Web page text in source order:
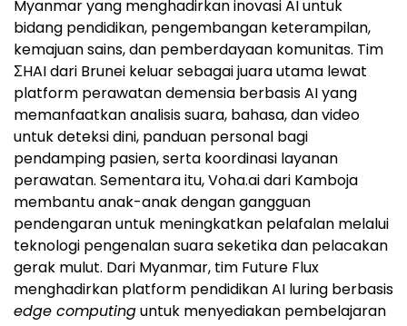
Myanmar yang menghadirkan inovasi AI untuk
bidang pendidikan, pengembangan keterampilan,
kemajuan sains, dan pemberdayaan komunitas. Tim
ΣHAI dari Brunei keluar sebagai juara utama lewat
platform perawatan demensia berbasis AI yang
memanfaatkan analisis suara, bahasa, dan video
untuk deteksi dini, panduan personal bagi
pendamping pasien, serta koordinasi layanan
perawatan. Sementara itu, Voha.ai dari Kamboja
membantu anak-anak dengan gangguan
pendengaran untuk meningkatkan pelafalan melalui
teknologi pengenalan suara seketika dan pelacakan
gerak mulut. Dari Myanmar, tim Future Flux
menghadirkan platform pendidikan AI luring berbasis
edge computinguntuk menyediakan pembelajaran